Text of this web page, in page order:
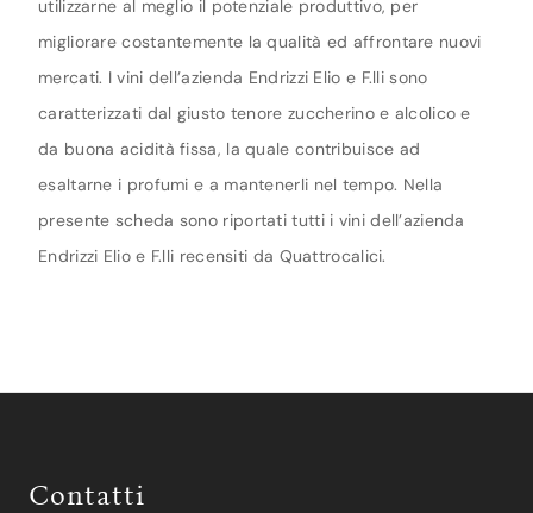
utilizzarne al meglio il potenziale produttivo, per
migliorare costantemente la qualità ed affrontare nuovi
mercati. I vini dell’azienda Endrizzi Elio e F.lli sono
caratterizzati dal giusto tenore zuccherino e alcolico e
da buona acidità fissa, la quale contribuisce ad
esaltarne i profumi e a mantenerli nel tempo. Nella
presente scheda sono riportati tutti i vini dell’azienda
Endrizzi Elio e F.lli recensiti da Quattrocalici.
Contatti